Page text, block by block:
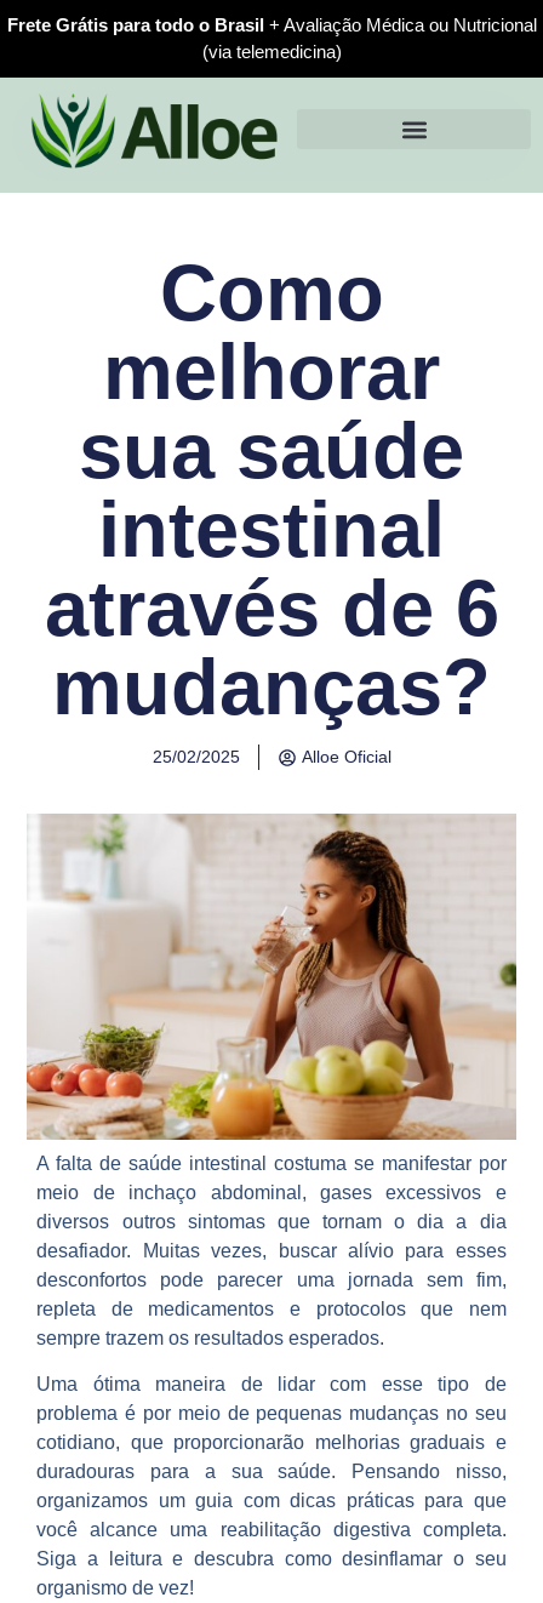
Frete Grátis para todo o Brasil+ Avaliação Médica ou Nutricional
(via telemedicina)
Como
melhorar
sua saúde
intestinal
através de 6
mudanças?
25/02/2025 Alloe Oficial
A falta de saúde intestinal costuma se manifestar por
meio de inchaço abdominal, gases excessivos e
diversos outros sintomas que tornam o dia a dia
desafiador. Muitas vezes, buscar alívio para esses
desconfortos pode parecer uma jornada sem fim,
repleta de medicamentos e protocolos que nem
sempre trazem os resultados esperados.
Uma ótima maneira de lidar com esse tipo de
problema é por meio de pequenas mudanças no seu
cotidiano, que proporcionarão melhorias graduais e
duradouras para a sua saúde. Pensando nisso,
organizamos um guia com dicas práticas para que
você alcance uma reabilitação digestiva completa.
Siga a leitura e descubra como desinflamar o seu
organismo de vez!